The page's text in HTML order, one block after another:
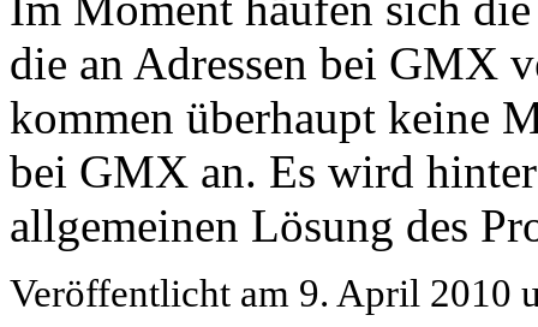
die an Adressen bei GMX
kommen überhaupt keine
bei GMX an. Es wird
allgemeinen Lösung des
Veröffentlicht am 9. April 2010